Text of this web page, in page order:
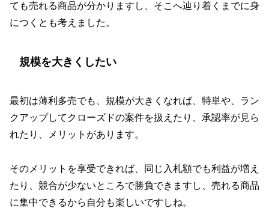
ても売れる商品が分かりますし、そこへ辿り着くまでに身
につくとも考えました。
規模を大きくしたい
最初は薄利多売でも、規模が大きくなれば、特単や、ラン
クアップしてクローズドの案件を扱えたり、承認率が見ら
れたり、メリットがあります。
そのメリットを享受できれば、同じ入札額でも利益が増え
たり、競合が少ないところで勝負できますし、売れる商品
に集中できるから自分も楽しいですしね。